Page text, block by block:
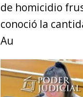
de homicidio
conoció la
Au